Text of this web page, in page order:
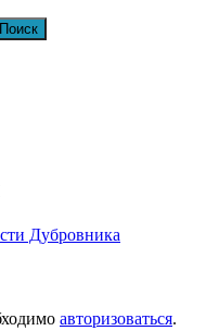
Дубровника
авторизоваться.